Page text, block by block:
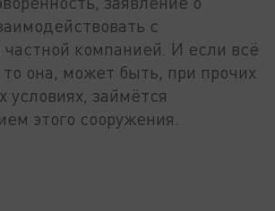
с
компанией. И если всё
она, может быть, при прочих
условиях, займётся
этого сооружения.